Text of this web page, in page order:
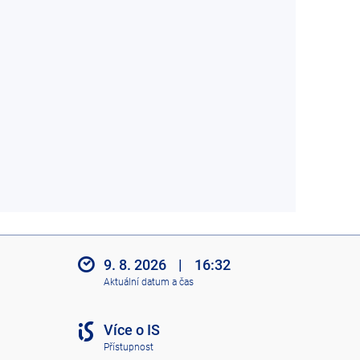
9. 8. 2026 | 16:32
Aktuální datum a čas
Více o IS
Přístupnost